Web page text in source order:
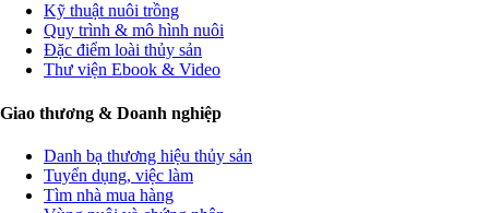
Kỹ thuật nuôi trồng
Quy trình & mô hình nuôi
Đặc điểm loài thủy sản
Thư viện Ebook & Video
Giao thương & Doanh nghiệp
Danh bạ thương hiệu thủy sản
Tuyển dụng, việc làm
Tìm nhà mua hàng